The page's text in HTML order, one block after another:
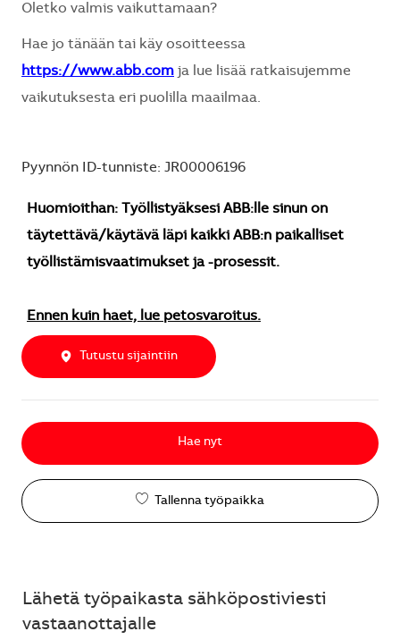
Oletko valmis vaikuttamaan?
Hae jo tänään tai käy osoitteessa
https://www.abb.com ja lue lisää ratkaisujemme
vaikutuksesta eri puolilla maailmaa.
Pyynnön ID-tunniste: JR00006196
Huomioithan: Työllistyäksesi ABB:lle sinun on
täytettävä/käytävä läpi kaikki ABB:n paikalliset
työllistämisvaatimukset ja -prosessit.
Ennen kuin haet, lue petosvaroitus.
Tutustu sijaintiin
Hae nyt
Tallenna työpaikka
Lähetä työpaikasta sähköpostiviesti
vastaanottajalle